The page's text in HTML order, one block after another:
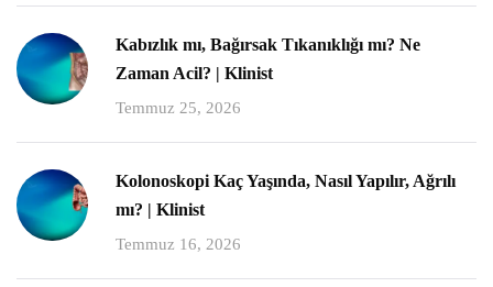
Kabızlık mı, Bağırsak Tıkanıklığı mı? Ne
Zaman Acil? | Klinist
Temmuz 25, 2026
Kolonoskopi Kaç Yaşında, Nasıl Yapılır, Ağrılı
mı? | Klinist
Temmuz 16, 2026